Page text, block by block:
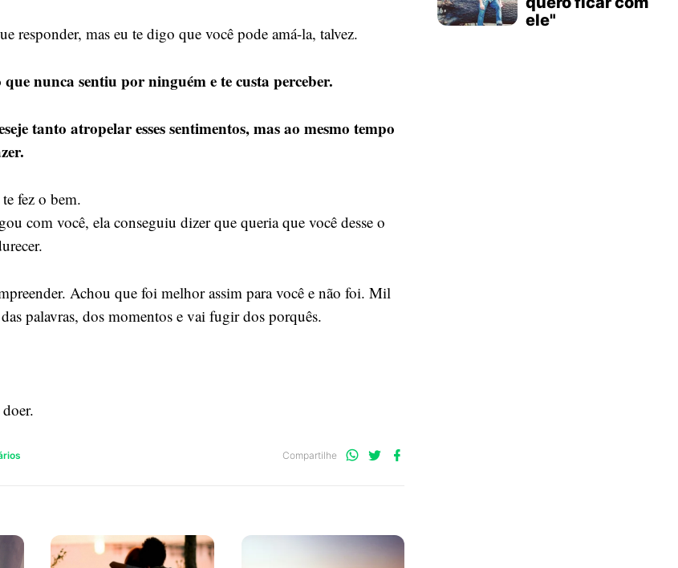
responder, mas eu te digo que você pode amá-la, talvez.
nunca sentiu por ninguém e te custa perceber.
tanto atropelar esses sentimentos, mas ao mesmo tempo
fez o bem.
com você, ela conseguiu dizer que queria que você desse o
Achou que foi melhor assim para você e não foi. Mil
palavras, dos momentos e vai fugir dos porquês.
Compartilhe
Compartilhe
Compartilhe
ele"